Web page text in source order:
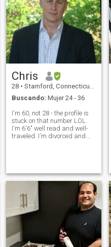
Chris
28 • Stamford, Connecticut, Estados Unidos
Buscando: Mujer 24 - 36
I'm 60, not 28 - the profile is
stuck on that number LOL.
I'm 6'6" well read and well-
traveled. I'm divorced and